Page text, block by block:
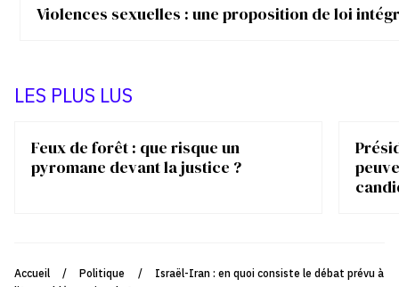
Violences sexuelles : une proposition de loi
LES PLUS LUS
Feux de forêt : que risque un
pyromane devant la justice ?
Accueil / Politique /
Israël-Iran : en quoi consiste le débat prévu à